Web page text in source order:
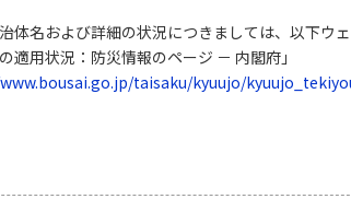
体名および詳細の状況につきましては、以下ウ
適用状況：防災情報のページ － 内閣府」
taisaku/kyuujo/